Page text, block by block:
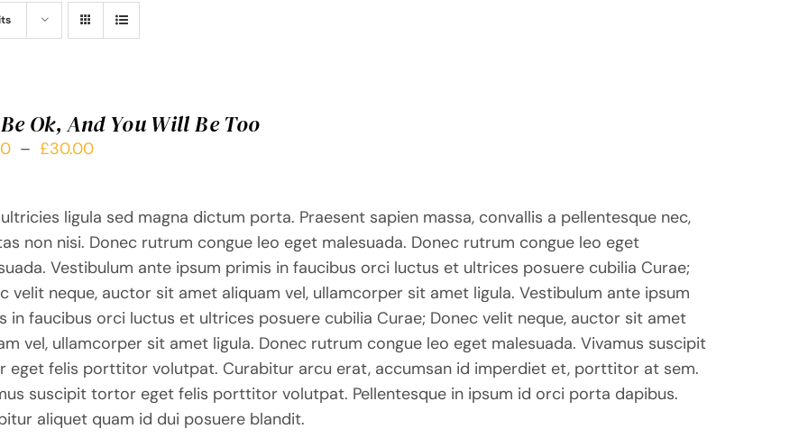
Ok, And You Will Be Too
– £30.00Plage
£10.00
à
£30.00
ligula sed magna dictum porta. Praesent sapien massa, convallis a pellentesque nec,
non nisi. Donec rutrum congue leo eget malesuada. Donec rutrum congue leo eget
Vestibulum ante ipsum primis in faucibus orci luctus et ultrices posuere cubilia Curae;
velit neque, auctor sit amet aliquam vel, ullamcorper sit amet ligula. Vestibulum ante ipsum
in faucibus orci luctus et ultrices posuere cubilia Curae; Donec velit neque, auctor sit amet
vel, ullamcorper sit amet ligula. Donec rutrum congue leo eget malesuada. Vivamus suscipit
eget felis porttitor volutpat. Curabitur arcu erat, accumsan id imperdiet et, porttitor at sem.
suscipit tortor eget felis porttitor volutpat. Pellentesque in ipsum id orci porta dapibus.
aliquet quam id dui posuere blandit.